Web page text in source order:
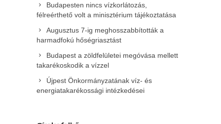
Budapesten nincs vízkorlátozás,
félreérthető volt a minisztérium tájékoztatása
Augusztus 7-ig meghosszabbították a
harmadfokú hőségriasztást
Budapest a zöldfelületei megóvása mellett
takarékoskodik a vízzel
Újpest Önkormányzatának víz- és
energiatakarékossági intézkedései